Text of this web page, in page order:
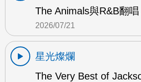
The Animals與R&B翻唱
2026/07/21
星光燦爛
The Very Best of